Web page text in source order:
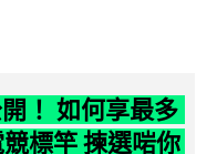
！ 如何享最多
標竿 揀選啱你